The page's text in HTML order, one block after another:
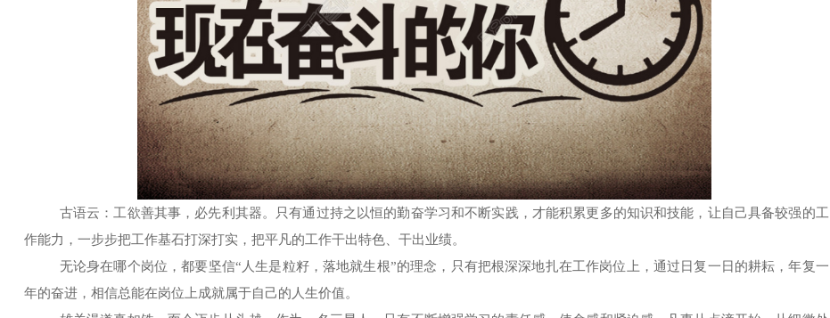
古语云：工欲善其事，必先利其器。只有通过持之以恒的勤奋学习和不断实践，才能积累更多的知识和技能，让自己具备较强的工
作能力，一步步把工作基石打深打实，把平凡的工作干出特色、干出业绩。
无论身在哪个岗位，都要坚信“人生是粒籽，落地就生根”的理念，只有把根深深地扎在工作岗位上，通过日复一日的耕耘，年复一
年的奋进，相信总能在岗位上成就属于自己的人生价值。